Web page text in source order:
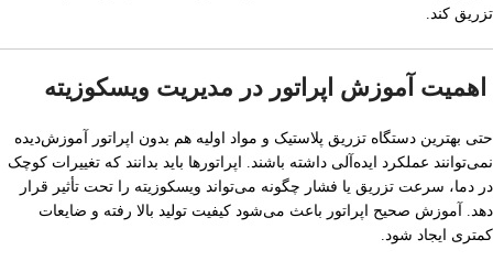
تزریق کند.
اهمیت آموزش اپراتور در مدیریت ویسکوزیته
حتی بهترین دستگاه تزریق پلاستیک و مواد اولیه هم بدون اپراتور آموزش‌دیده
نمی‌توانند عملکرد ایده‌آلی داشته باشند. اپراتورها باید بدانند که تغییرات کوچک
در دما، سرعت تزریق یا فشار چگونه می‌تواند ویسکوزیته را تحت تأثیر قرار
دهد. آموزش صحیح اپراتور باعث می‌شود کیفیت تولید بالا رفته و ضایعات
کمتری ایجاد شود.